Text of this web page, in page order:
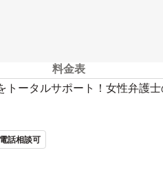
料金表
ータルサポート！女性弁護
電話相談可